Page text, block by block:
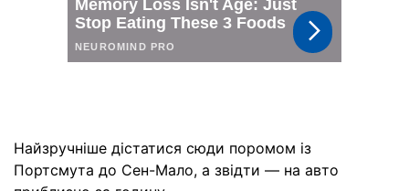
Найзручніше дістатися сюди поромом із
Портсмута до Сен-Мало, а звідти — на авто